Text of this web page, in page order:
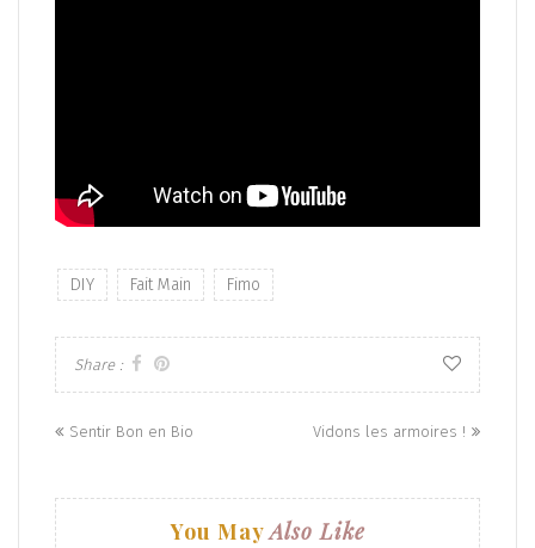
DIY Fait Main Fimo
Share :
Posts
Sentir Bon en Bio Vidons les armoires !
You MayAlso Like